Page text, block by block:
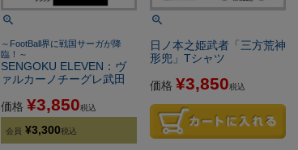
～FootBall界に戦国サーガが降
臨！～
SENGOKU ELEVEN：ヴ
ァルカーノチーグレ武田
価格 ¥3,850税込
会員 ¥3,300税込
日ノ本之姫武者「三方荒神
形兜」Tシャツ
価格 ¥3,850税込